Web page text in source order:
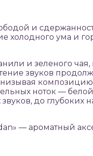
и
ума и
и зеленого чая,
звуков
ноток —
до глубоких
— ароматный